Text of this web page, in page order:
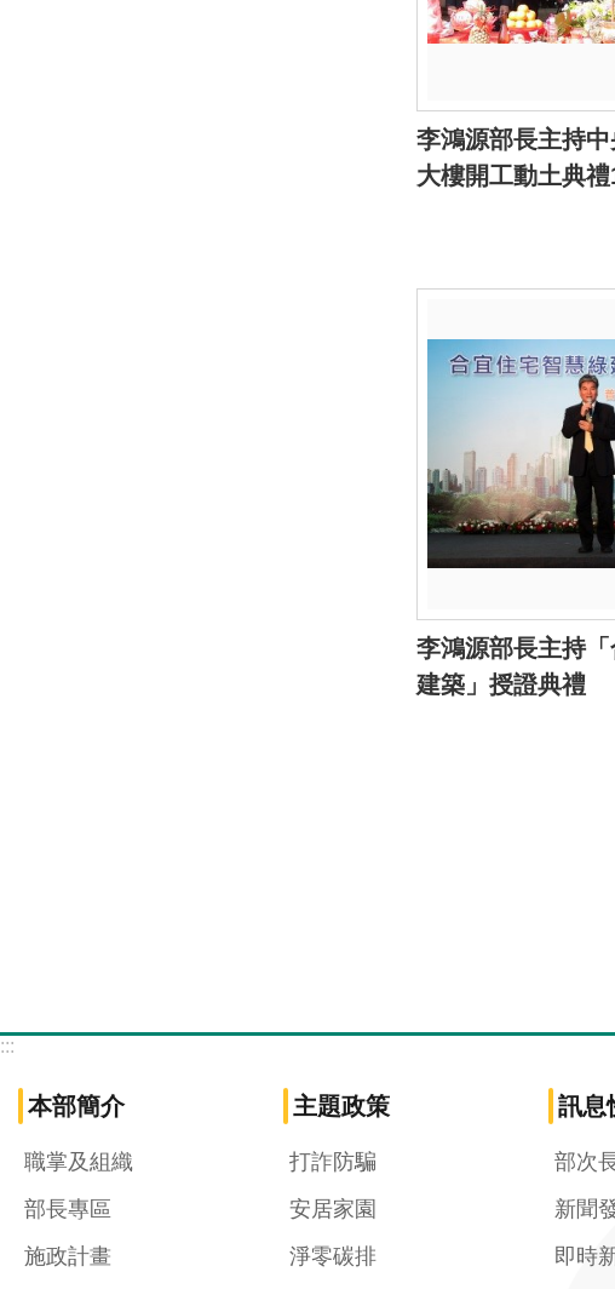
李鴻源部長主持
大樓開工動土典
李鴻源部長主持
建築」授證典禮
:::
本部簡介
職掌及組織
部長專區
施政計畫
主題政策
打詐防騙
安居家園
淨零碳排
訊息
部次
新聞
即時